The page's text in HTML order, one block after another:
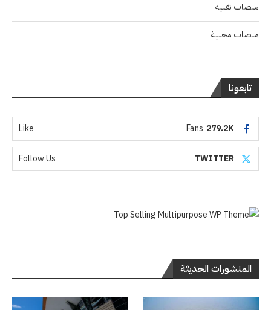
منصات تقنية
منصات محلية
تابعونا
279.2K
Fans
Like
TWITTER
Follow Us
المنشورات الحديثة